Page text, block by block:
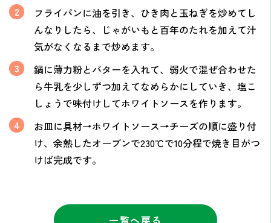
フライパンに油を引き、ひき肉と玉ねぎを炒めてし
んなりしたら、じゃがいもと百年のたれを加えて汁
気がなくなるまで炒めます。
鍋に薄力粉とバターを入れて、弱火で混ぜ合わせた
ら牛乳を少しずつ加えてなめらかにしていき、塩こ
しょうで味付けしてホワイトソースを作ります。
お皿に具材→ホワイトソース→チーズの順に盛り付
け、余熱したオーブンで230℃で10分程で焼き目がつ
けば完成です。
一覧へ戻る